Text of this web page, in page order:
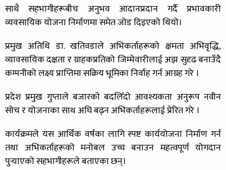
साथै सहभागीहरूबीच अनुभव आदानप्रदान गर्दै प्रभावकारी
व्यवसायिक योजना निर्माणमा समेत जोड दिइएको थियो।
प्रमुख अतिथि डा. खतिवडाले अभिकर्ताहरूको क्षमता अभिवृद्धि,
व्यावसायिक दक्षता र ग्राहकप्रतिको जिम्मेवारीलाई अझ सुदृढ बनाउँदै
कम्पनीको लक्ष्य प्राप्तिमा सक्रिय भूमिका निर्वाह गर्न आग्रह गरे ।
प्रदेश प्रमुख गुप्ताले बजारको बदलिँदो आवश्यकता अनुरूप नवीन
सोच र योजनाका साथ अघि बढ्न अभिकर्ताहरूलाई प्रेरित गरे ।
कार्यक्रमले यस आर्थिक वर्षका लागि स्पष्ट कार्ययोजना निर्माण गर्न
तथा अभिकर्ताहरूको मनोबल उच्च बनाउन महत्वपूर्ण योगदान
पुर्‍याएको सहभागीहरूले बताएका छन्।